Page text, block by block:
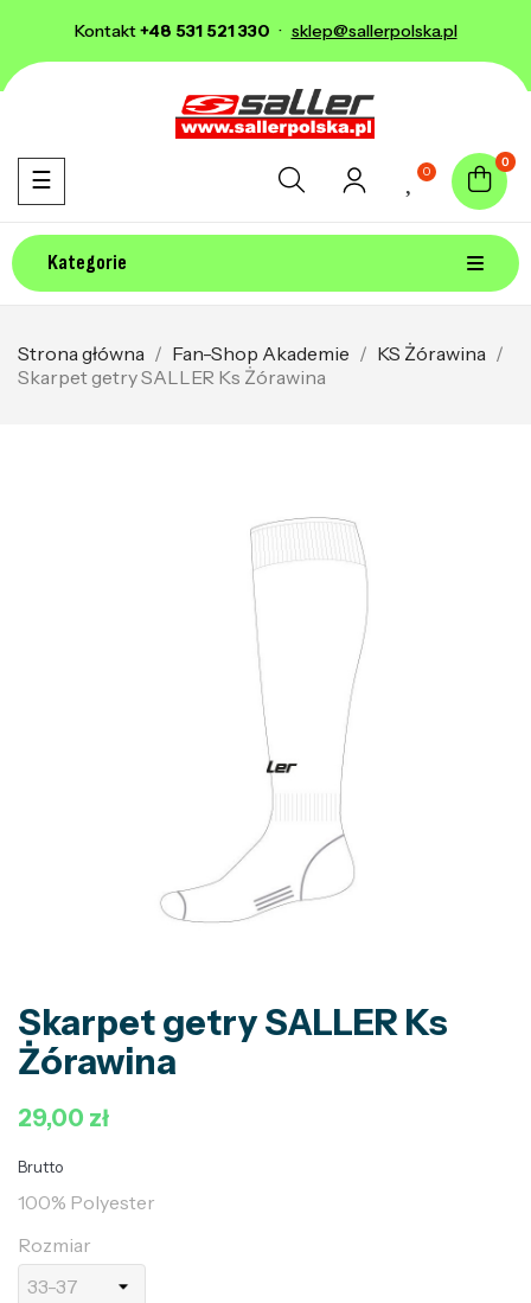
Kontakt+48 531 521 330 · sklep@sallerpolska.pl
0
0
Kategorie
Toggle navigation
☰
Strona główna Fan-Shop Akademie
KS Żórawina
Skarpet getry SALLER Ks Żórawina
Skarpet getry SALLER Ks
Żórawina
29,00 zł
Brutto
100% Polyester
Rozmiar